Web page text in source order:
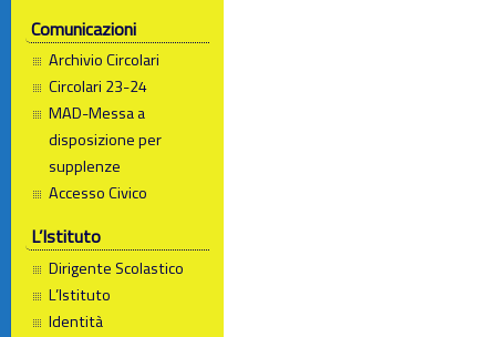
Comunicazioni
Archivio Circolari
Circolari 23-24
MAD-Messa a
disposizione per
supplenze
Accesso Civico
L’Istituto
Dirigente Scolastico
L’Istituto
Identità